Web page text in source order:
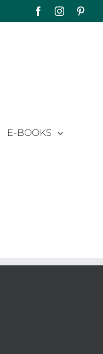
FacebookInstagram
E-BOOKS